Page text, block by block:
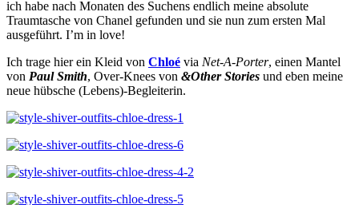
ich habe nach Monaten des Suchens endlich meine absolute
Traumtasche von Chanel gefunden und sie nun zum ersten Mal
ausgeführt. I’m in love!
Ich trage hier ein Kleid von Chloé via Net-A-Porter, einen Mantel
von Paul Smith, Over-Knees von &Other Stories und eben meine
neue hübsche (Lebens)-Begleiterin.